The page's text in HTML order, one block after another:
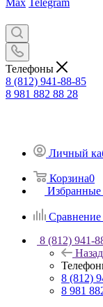
Max Telegram
Телефоны
8 (812) 941-88-85
8 981 882 88 28
Личный
Корзина0
Избранные
Сравнение
8 (812) 941-
Назад
8 (812)
8 981